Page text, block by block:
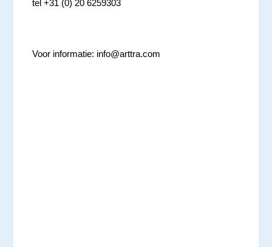
tel +31 (0) 20 6259303
Voor informatie: info@arttra.com